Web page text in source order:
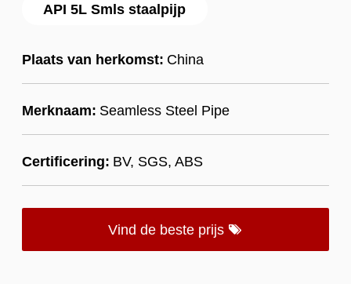
API 5L Smls staalpijp
Plaats van herkomst: China
Merknaam: Seamless Steel Pipe
Certificering: BV, SGS, ABS
Vind de beste prijs